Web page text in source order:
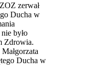
zerwał
Ducha w
było
Zdrowia.
Ducha w